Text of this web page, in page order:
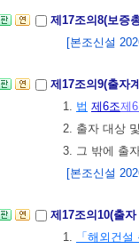
제17조의8(보증
[본조신설
제17조의9(출자
1. 법 제6조제
2. 출자 대상
3. 그 밖에 출
[본조신설
제17조의10(출
1.
「해외건